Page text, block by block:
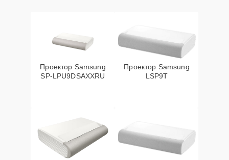
Проектор Samsung
SP-LPU9DSAXXRU
Проектор Samsung
LSP9T